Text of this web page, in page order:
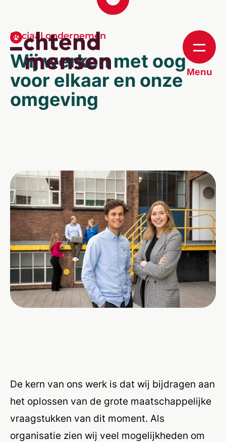
Menu
Sociaal ondernemen
Wij werken met oog
voor elkaar en onze
omgeving
De kern van ons werk is dat wij bijdragen aan
het oplossen van de grote maatschappelijke
vraagstukken van dit moment. Als
organisatie zien wij veel mogelijkheden om